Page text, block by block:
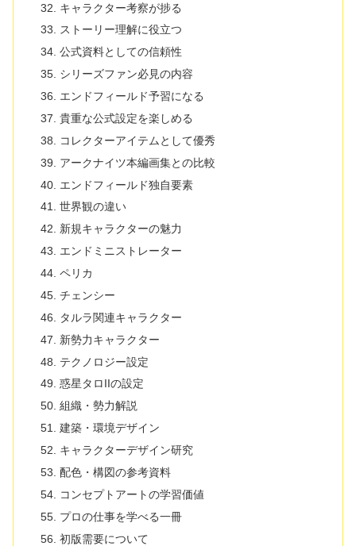
キャラクター考察が捗る
ストーリー理解に役立つ
公式資料としての信頼性
シリーズファン必見の内容
エンドフィールド予習になる
貴重な公式設定を楽しめる
コレクターアイテムとして優秀
アークナイツ本編画集との比較
エンドフィールド独自要素
世界観の違い
新規キャラクターの魅力
エンドミニストレーター
ペリカ
チェンシー
タルラ関連キャラクター
新勢力キャラクター
テクノロジー設定
惑星タロIIの設定
組織・勢力解説
建築・環境デザイン
キャラクターデザイン研究
配色・構図の参考資料
コンセプトアートの学習価値
プロの仕事を学べる一冊
初版需要について